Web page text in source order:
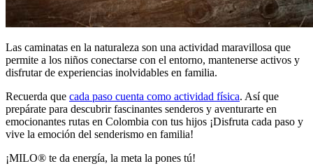
Las caminatas en la naturaleza son una actividad maravillosa que
permite a los niños conectarse con el entorno, mantenerse activos y
disfrutar de experiencias inolvidables en familia.
Recuerda que cada paso cuenta como actividad física. Así que
prepárate para descubrir fascinantes senderos y aventurarte en
emocionantes rutas en Colombia con tus hijos ¡Disfruta cada paso y
vive la emoción del senderismo en familia!
¡MILO® te da energía, la meta la pones tú!